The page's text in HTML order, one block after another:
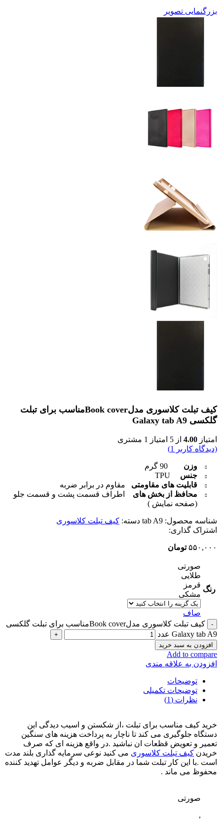
بزرگنمایی تصویر
کیف تبلت کلاسوری مدلBook coverمناسب برای تبلت
گلکسی Galaxy tab A9
امتیاز 4.00 از 5 امتیاز 1 مشتری
(دیدگاه کاربر
1
)
وزن
جنس
قابلیت های مقاومتی مقاوم در برابر ضربه
محافظ از بخش های اطراف قسمت پشت و قسمت جلو
(صفحه نمایش )
شناسه محصول: tab A9 دسته: کیف تبلت کلاسوری
اشتراک گذاری:
۵۵۰,۰۰۰ تومان
رنگ
صورتی
طلایی
قرمز
مشکی
صاف
کیف تبلت کلاسوری مدلBook coverمناسب برای تبلت گلکسی
Galaxy tab A9 عدد
افزودن به سبد خرید
Add to compare
افزودن به علاقه مندی
توضیحات
توضیحات تکمیلی
نظرات (1)
خرید کیف مناسب برای تبلت ،از شکستن و اسیب دیدگی این
دستگاه جلوگیری می کند تا ناچار به پرداخت هزینه های سنگین
تعمیر و تعویض قظعات ان نباشید .در واقع هزینه ای که صرف
خریدن کیف تبلت کلاسوری می کنید نوعی سرمایه گذاری بلند مدت
است .با این کار تبلت شما در مقابل ضربه و دیگر عوامل تهدید کننده
محفوظ می ماند .
صورتی
,